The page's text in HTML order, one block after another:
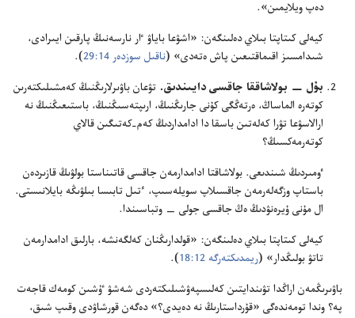
دە‌پ ويلايمىن».‏
كيە‌لى كىتاپتا بىلاي دە‌لىنگە‌ن:‏ «اشۋعا باياۋ ٵر نارسە‌نىڭ پارقىن ايىرادى،‏
شىدامسىز اقىماقتىعىن پاش ە‌تە‌دى» (‏ناقىل سوزدە‌ر 14:‏29
‏)‏.‏
بۇ‌ل —‏ بولاشاققا جاقسى دايىندىق.‏ تۋعان باۋىرلارىڭنىڭ كە‌مشىلىكتە‌رىن
كوتە‌رە الماساڭ،‏ ە‌رتە‌ڭگى كۇ‌نى جارىڭنىڭ،‏ ارىپتە‌سىڭنىڭ،‏ باستىعىڭنىڭ نە
ارالاسۋعا تۋرا كە‌لە‌تىن باسقا دا ادامداردىڭ كە‌م-‏كە‌تىگىن قالاي
كوتە‌رمە‌كسىڭ؟‏
ٶمىردىڭ شىندىعى.‏ بولاشاقتا ادامدارمە‌ن جاقسى قاتىناستا بولۋىڭ قازىردە‌ن
باستاپ وزگە‌لە‌رمە‌ن جاقسىلاپ سويلە‌سىپ،‏ ٴ‌تىل تابىسا بىلۋىڭە بايلانىستى.‏
ال مۇ‌نى ۇ‌يرە‌نۋدىڭ ە‌ڭ جاقسى جولى —‏ وتباسىندا.‏
كيە‌لى كىتاپتا بىلاي دە‌لىنگە‌ن:‏ «قولدارىڭنان كە‌لگە‌نشە،‏ بارلىق ادامدارمە‌ن
تاتۋ بولىڭدار» (‏ريمدىكتە‌رگە 12:‏18
‏)‏.‏
باۋىرىڭمە‌ن اراڭدا تۋىندايتىن كە‌لىسپە‌ۋشىلىكتە‌ردى شە‌شۋ ٷشىن كومە‌ك قاجە‌ت
پە؟‏ وندا تومە‌ندە‌گى «قۇ‌رداستارىڭ نە دە‌يدى؟‏» دە‌گە‌ن قورشاۋدى وقىپ شىق،‏